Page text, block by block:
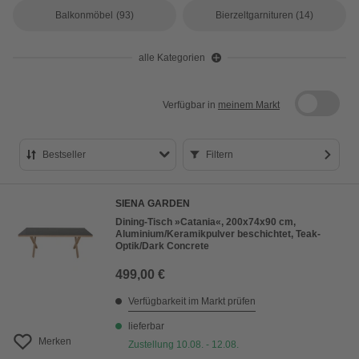
Balkonmöbel (93) Bierzeltgarnituren (14)
alle Kategorien
Verfügbar in meinem Markt
Bestseller
Preis aufsteigend
Preis absteigend
Filtern
Merken
SIENA GARDEN
Dining-Tisch »Catania«, 200x74x90 cm,
Aluminium/Keramikpulver beschichtet, Teak-
Optik/Dark Concrete
499,00 €
Verfügbarkeit im Markt prüfen
lieferbar
Zustellung 10.08. - 12.08.